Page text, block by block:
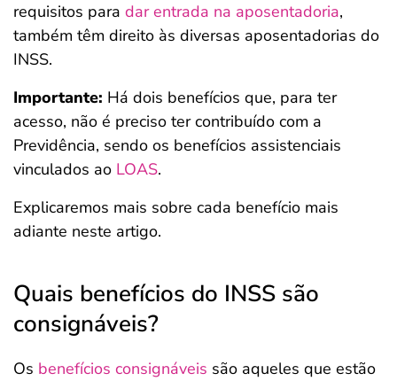
requisitos para dar entrada na aposentadoria,
também têm direito às diversas aposentadorias do
INSS.
Importante: Há dois benefícios que, para ter
acesso, não é preciso ter contribuído com a
Previdência, sendo os benefícios assistenciais
vinculados ao LOAS.
Explicaremos mais sobre cada benefício mais
adiante neste artigo.
Quais benefícios do INSS são
consignáveis?
Os benefícios consignáveis são aqueles que estão